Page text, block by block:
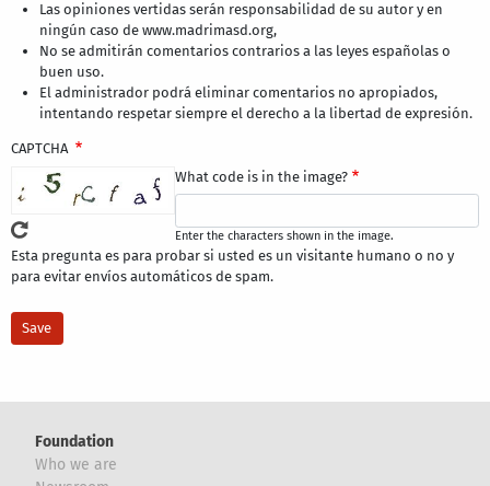
Las opiniones vertidas serán responsabilidad de su autor y en
ningún caso de www.madrimasd.org,
No se admitirán comentarios contrarios a las leyes españolas o
buen uso.
El administrador podrá eliminar comentarios no apropiados,
intentando respetar siempre el derecho a la libertad de expresión.
CAPTCHA
What code is in the image?
Enter the characters shown in the image.
Esta pregunta es para probar si usted es un visitante humano o no y
para evitar envíos automáticos de spam.
Foundation
Who we are